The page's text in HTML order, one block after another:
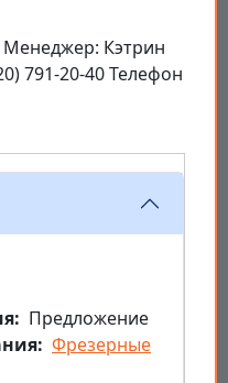
Кэтрин
791-20-40 Телефон
Предложение
Фрезерные